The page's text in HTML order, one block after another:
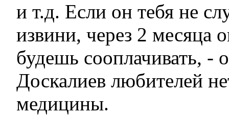
и т.д. Если он тебя не
извини, через 2 месяца
будешь сооплачивать, -
Доскалиев любителей
медицины.